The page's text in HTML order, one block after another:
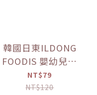
韓國日東ILDONG
FOODIS 嬰幼兒果
果 (100ml)【優惠
NT$79
NT$120